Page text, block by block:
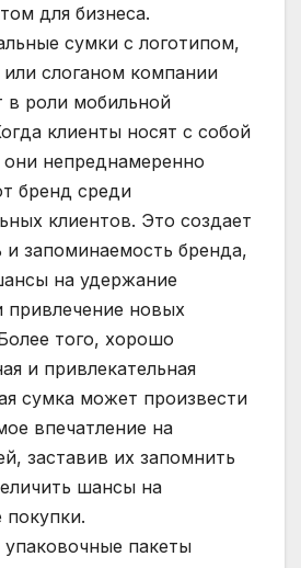
для бизнеса.
сумки с логотипом,
слоганом компании
в роли мобильной
клиенты носят с собой
непреднамеренно
бренд среди
клиентов. Это создает
и запоминаемость бренда,
на удержание
привлечение новых
того, хорошо
и привлекательная
сумка может произвести
впечатление на
заставив их запомнить
шансы на
упаковочные пакеты